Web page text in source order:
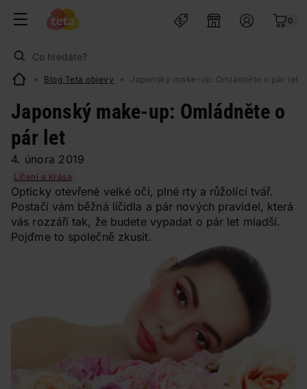
0
Blog Teta objevy Japonský make-up: Omládněte o pár let
Japonský make-up: Omládněte o
pár let
4. února 2019
Líčení a krása
Opticky otevřené velké oči, plné rty a růžolící tvář.
Postačí vám běžná líčidla a pár nových pravidel, která
vás rozzáří tak, že budete vypadat o pár let mladší.
Pojďme to společně zkusit.